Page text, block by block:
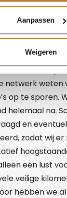
Aanpassen
Weigeren
altijd honderd
Ons
om met u te
zo uw
van ons
netwerk weten
op te sporen.
helemaal na.
en
zodat wij er
een lust
veilige
hebben we